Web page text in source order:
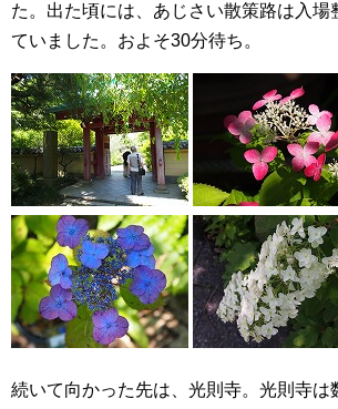
た。出た頃には、あじさい散策路は入場
ていました。およそ30分待ち。
続いて向かった先は、光則寺。光則寺は